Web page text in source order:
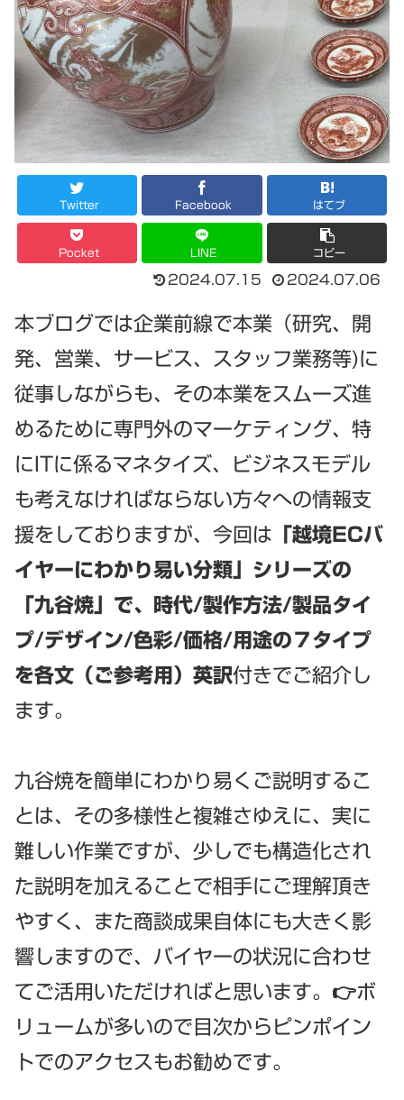
Twitter Facebook はてブ
Pocket LINE コピー
2024.07.15 2024.07.06
本ブログでは企業前線で本業（研究、開
発、営業、サービス、スタッフ業務等)に
従事しながらも、その本業をスムーズ進
めるために専門外のマーケティング、特
にITに係るマネタイズ、ビジネスモデル
も考えなけれぱならない方々への情報支
援をしておりますが、今回は 「越境ECバ
イヤーにわかり易い分類」シリーズの
「九谷焼」で、時代/製作方法/製品タイ
プ/デザイン/色彩/価格/用途の７タイプ
を各文（ご参考用）英訳付きでご紹介し
ます。
九谷焼を簡単にわかり易くご説明するこ
とは、その多様性と複雑さゆえに、実に
難しい作業ですが、少しでも構造化され
た説明を加えることで相手にご理解頂き
やすく、また商談成果自体にも大きく影
響しますので、バイヤーの状況に合わせ
てご活用いただければと思います。👉ボ
リュームが多いので目次からピンポイン
トでのアクセスもお勧めです。